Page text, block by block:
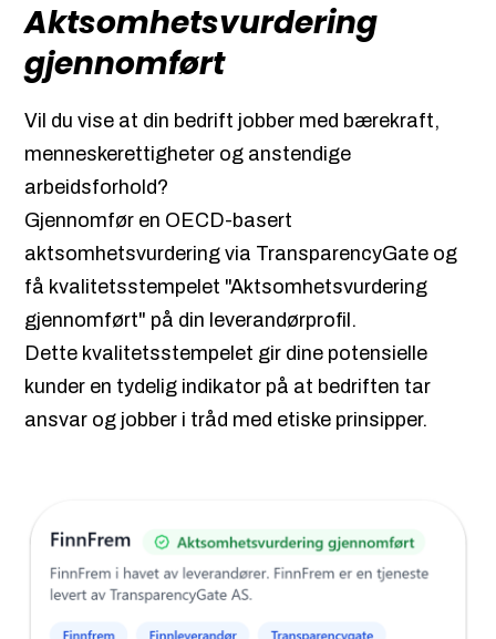
Aktsomhetsvurdering
gjennomført
Vil du vise at din bedrift jobber med bærekraft,
menneskerettigheter og anstendige
arbeidsforhold?
Gjennomfør en OECD-basert
aktsomhetsvurdering via TransparencyGate og
få kvalitetsstempelet "Aktsomhetsvurdering
gjennomført" på din leverandørprofil.
Dette kvalitetsstempelet gir dine potensielle
kunder en tydelig indikator på at bedriften tar
ansvar og jobber i tråd med etiske prinsipper.